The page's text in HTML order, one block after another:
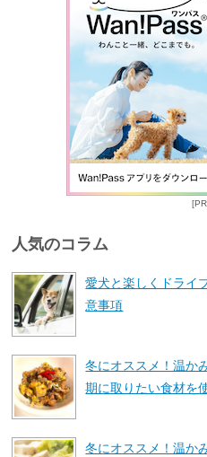
人気のコラム
愛犬と楽しくドライ
意事項
冬にオススメ！温か
期に取りたい食材を
冬にオススメ！温か